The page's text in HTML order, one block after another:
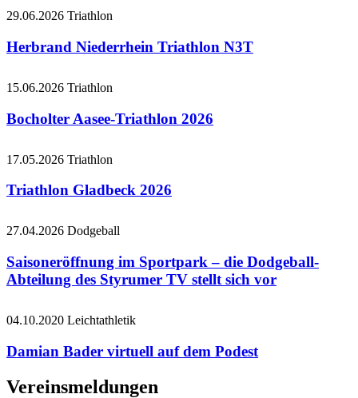
29.06.2026 Triathlon
Herbrand Niederrhein Triathlon N3T
15.06.2026 Triathlon
Bocholter Aasee-Triathlon 2026
17.05.2026 Triathlon
Triathlon Gladbeck 2026
27.04.2026 Dodgeball
Saisoneröffnung im Sportpark – die Dodgeball-
Abteilung des Styrumer TV stellt sich vor
04.10.2020 Leichtathletik
Damian Bader virtuell auf dem Podest
Vereinsmeldungen